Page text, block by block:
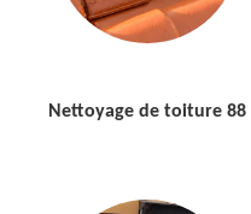
Nettoyage de toiture 88